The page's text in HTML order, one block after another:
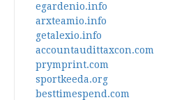
egardenio.info
arxteamio.info
getalexio.info
accountaudittaxcon.com
prymprint.com
sportkeeda.org
besttimespend.com